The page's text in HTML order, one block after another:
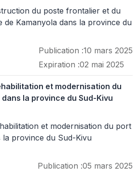
du poste frontalier et du
de Kamanyola dans la province du
Publication :10 mars 2025
Expiration :02 mai 2025
et modernisation du
la province du Sud-Kivu
et modernisation du port
la province du Sud-Kivu
Publication :05 mars 2025